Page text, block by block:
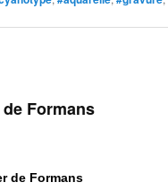
Formans
de Formans